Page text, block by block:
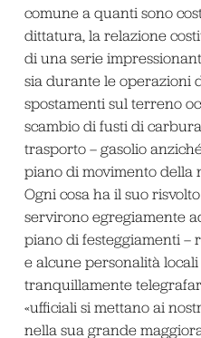
comune a quanti sono
dittatura, la relazione
di una serie
sia durante le operazioni
spostamenti sul terreno
scambio di fusti di
trasporto – gasolio
piano di movimento della
Ogni cosa ha il suo
servirono egregiamente
piano di festeggiamenti –
e alcune personalità
tranquillamente
«ufficiali si mettano ai
nella sua grande